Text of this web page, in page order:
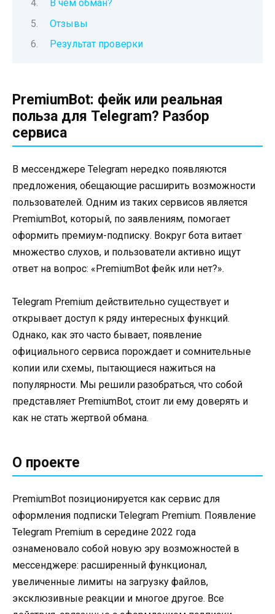
В чем обман?
Отзывы
Результат проверки
PremiumBot: фейк или реальная
польза для Telegram? Разбор
сервиса
В мессенджере Telegram нередко появляются
предложения, обещающие расширить возможности
пользователей. Одним из таких сервисов является
PremiumBot, который, по заявлениям, помогает
оформить премиум-подписку. Вокруг бота витает
множество слухов, и пользователи активно ищут
ответ на вопрос: «PremiumBot фейк или нет?».
Telegram Premium действительно существует и
открывает доступ к ряду интересных функций.
Однако, как это часто бывает, появление
официального сервиса порождает и сомнительные
копии или схемы, пытающиеся нажиться на
популярности. Мы решили разобраться, что собой
представляет PremiumBot, стоит ли ему доверять и
как не стать жертвой обмана.
О проекте
PremiumBot позиционируется как сервис для
оформления подписки Telegram Premium. Появление
Telegram Premium в середине 2022 года
ознаменовало собой новую эру возможностей в
мессенджере: расширенный функционал,
увеличенные лимиты на загрузку файлов,
эксклюзивные реакции и многое другое. Все